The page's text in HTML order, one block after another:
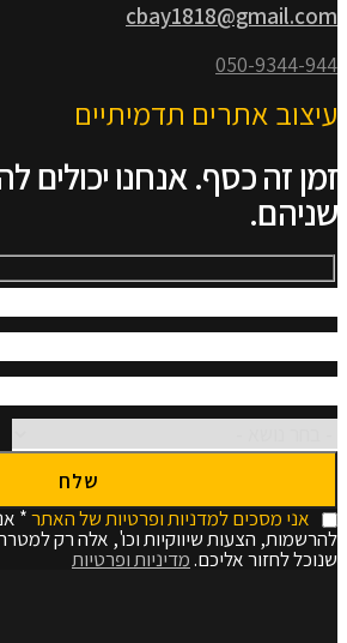
cbay1818@gmail.com
050-9344-944
עיצוב אתרים תדמיתיים
זמן זה כסף. אנחנו יכולים
שניהם.
אני מסכים למדניות ופרטיות של האתר*
להרשמות, הצעות שיווקיות וכו', אלה רק
שנוכל לחזור אליכם.מדיניות ופרטיות